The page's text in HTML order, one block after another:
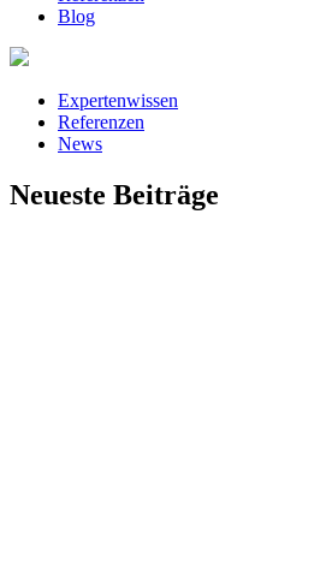
Blog
Expertenwissen
Referenzen
News
Neueste Beiträge